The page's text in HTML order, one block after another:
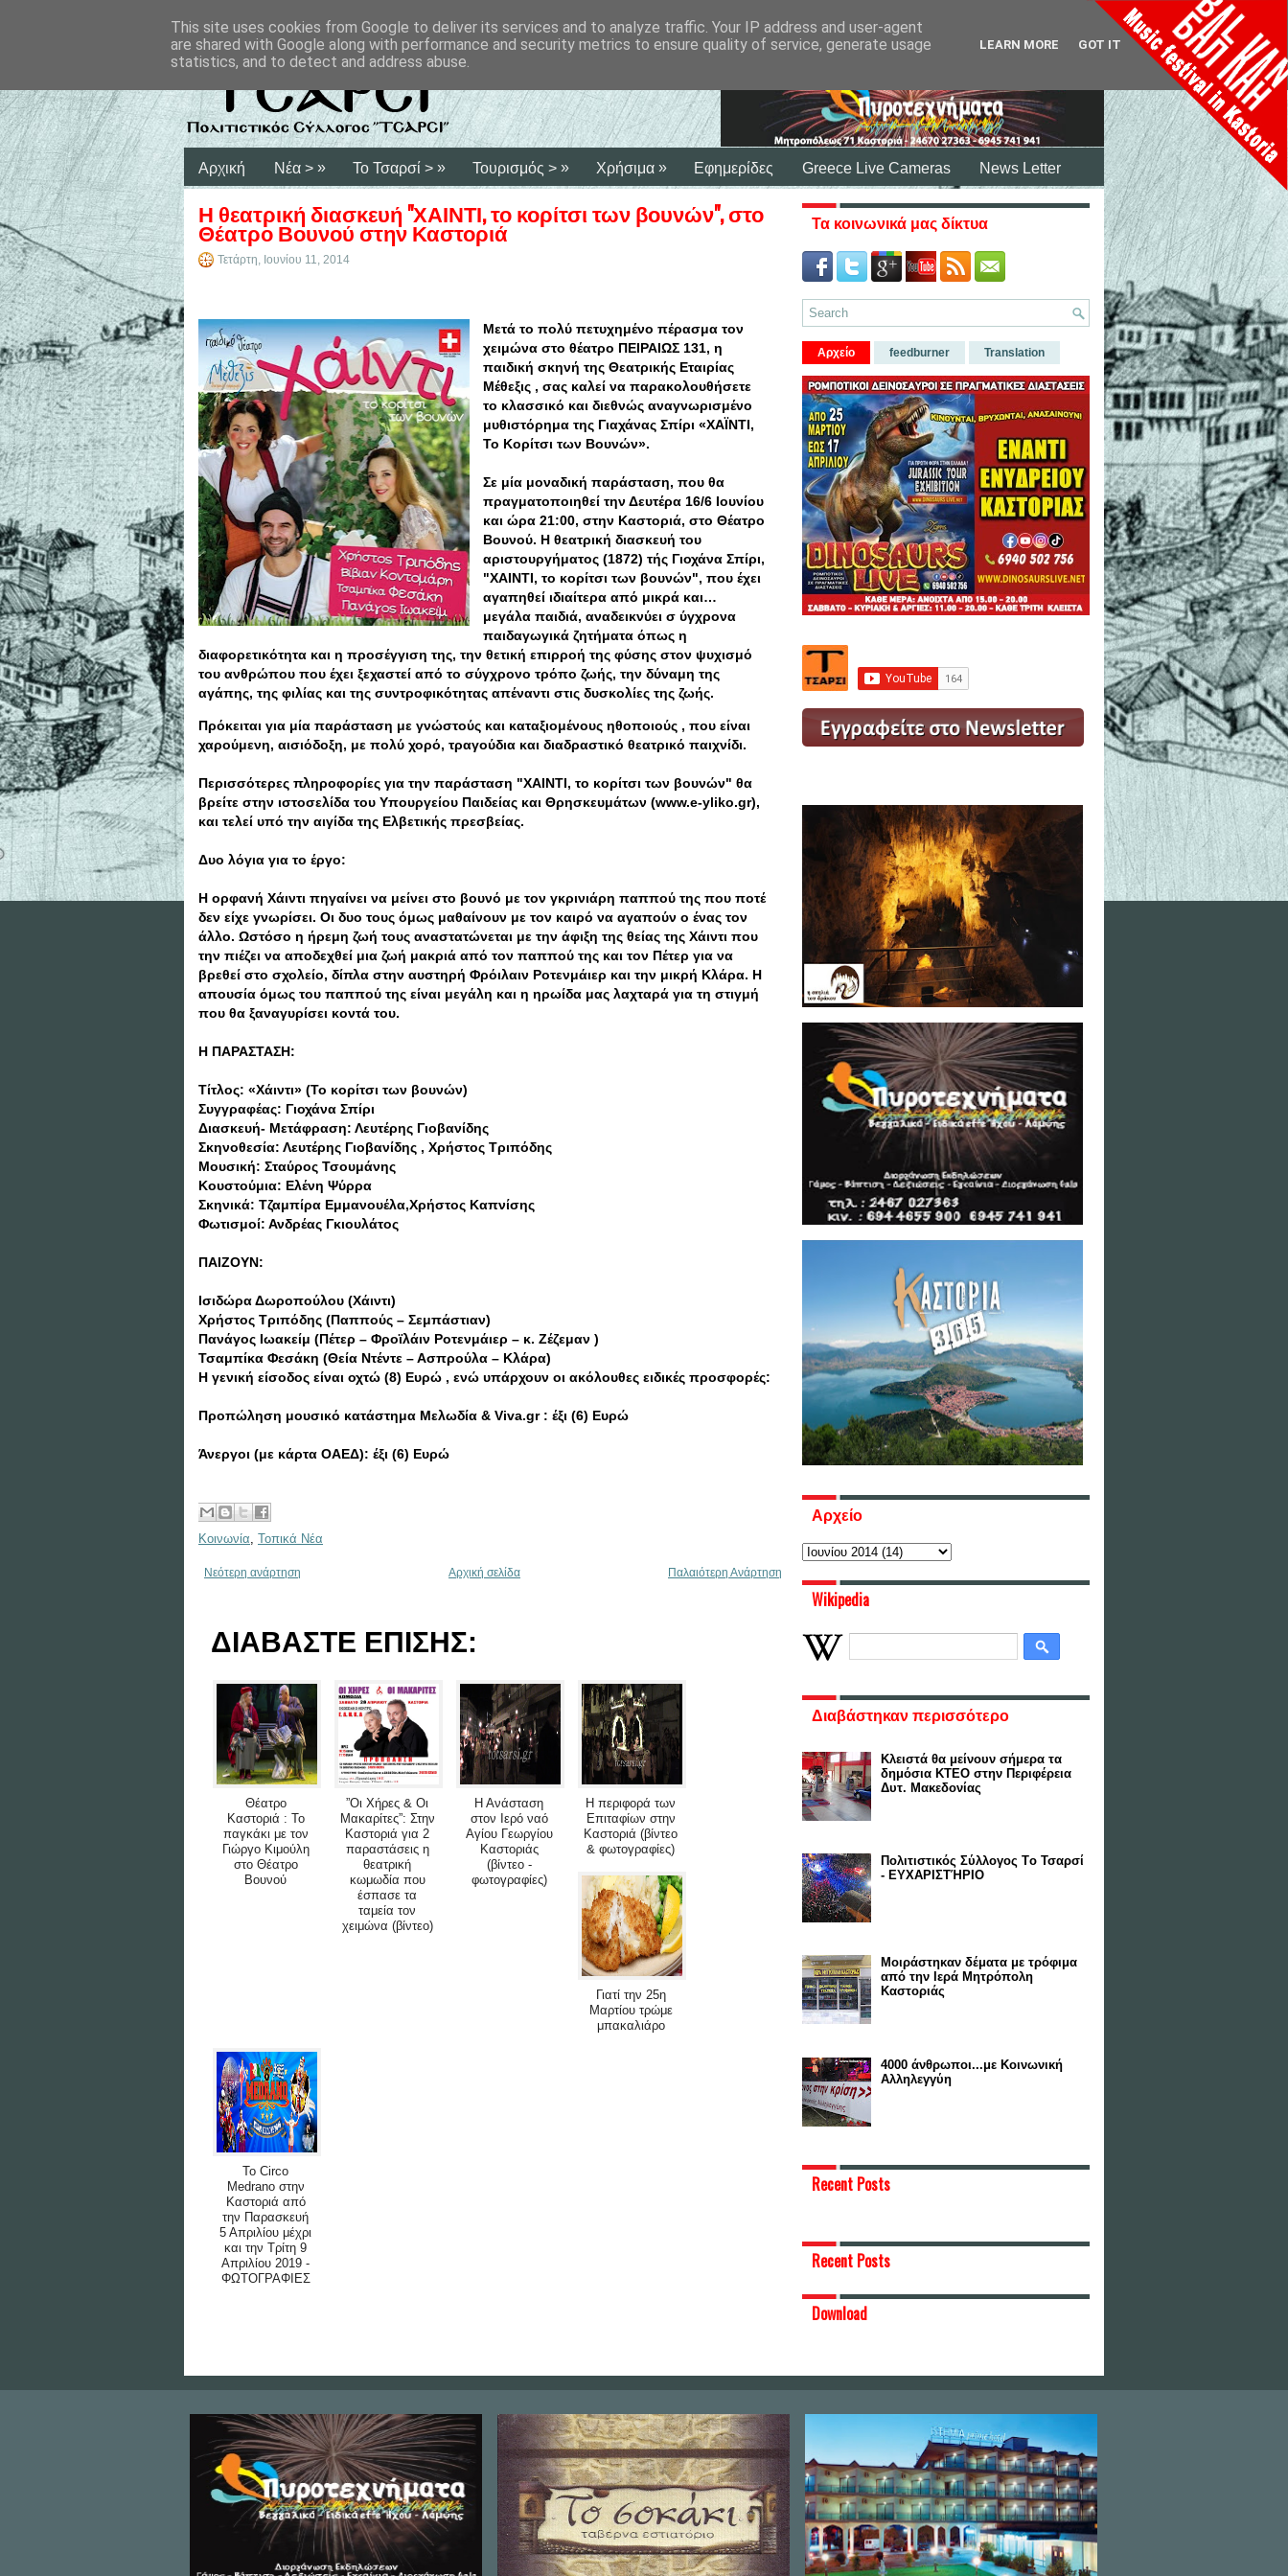
Αρχική Νέα > » Το Τσαρσί > » Τουρισμός > » Χρήσιμα » Εφημερίδες Greece Live Cameras News Letter
Η θεατρική διασκευή "ΧΑΙΝΤΙ, το κορίτσι των βουνών", στο
Θέατρο Βουνού στην Καστοριά
Τετάρτη, Ιουνίου 11, 2014
Μετά το πολύ πετυχημένο πέρασμα τον
χειμώνα στο θέατρο ΠΕΙΡΑΙΩΣ 131, η
παιδική σκηνή της Θεατρικής Εταιρίας
Μέθεξις , σας καλεί να παρακολουθήσετε
το κλασσικό και διεθνώς αναγνωρισμένο
μυθιστόρημα της Γιαχάνας Σπίρι «XAΪΝΤΙ,
Το Κορίτσι των Βουνών».
Σε μία μοναδική παράσταση, που θα
πραγματοποιηθεί την Δευτέρα 16/6 Ιουνίου
και ώρα 21:00, στην Καστοριά, στο Θέατρο
Βουνού. Η θεατρική διασκευή του
αριστουργήματος (1872) τής Γιοχάνα Σπίρι,
"ΧΑΙΝΤΙ, το κορίτσι των βουνών", που έχει
αγαπηθεί ιδιαίτερα από μικρά και…
μεγάλα παιδιά, αναδεικνύει σ ύγχρονα
παιδαγωγικά ζητήματα όπως η
διαφορετικότητα και η προσέγγιση της, την θετική επιρροή της φύσης στον ψυχισμό
του ανθρώπου που έχει ξεχαστεί από το σύγχρονο τρόπο ζωής, την δύναμη της
αγάπης, της φιλίας και της συντροφικότητας απέναντι στις δυσκολίες της ζωής.
Πρόκειται για μία παράσταση με γνώστούς και καταξιομένους ηθοποιούς , που είναι
χαρούμενη, αισιόδοξη, με πολύ χορό, τραγούδια και διαδραστικό θεατρικό παιχνίδι.
Περισσότερες πληροφορίες για την παράσταση "ΧΑΙΝΤΙ, το κορίτσι των βουνών" θα
βρείτε στην ιστοσελίδα του Υπουργείου Παιδείας και Θρησκευμάτων (www.e-yliko.gr),
και τελεί υπό την αιγίδα της Ελβετικής πρεσβείας.
Δυο λόγια για το έργο:
Η ορφανή Χάιντι πηγαίνει να μείνει στο βουνό με τον γκρινιάρη παππού της που ποτέ
δεν είχε γνωρίσει. Οι δυο τους όμως μαθαίνουν με τον καιρό να αγαπούν ο ένας τον
άλλο. Ωστόσο η ήρεμη ζωή τους αναστατώνεται με την άφιξη της θείας της Χάιντι που
την πιέζει να αποδεχθεί μια ζωή μακριά από τον παππού της και τον Πέτερ για να
βρεθεί στο σχολείο, δίπλα στην αυστηρή Φρόιλαιν Ροτενμάιερ και την μικρή Κλάρα. Η
απουσία όμως του παππού της είναι μεγάλη και η ηρωίδα μας λαχταρά για τη στιγμή
που θα ξαναγυρίσει κοντά του.
Η ΠΑΡΑΣΤΑΣΗ:
Τίτλος: «Χάιντι» (Το κορίτσι των βουνών)
Συγγραφέας: Γιοχάνα Σπίρι
Διασκευή- Μετάφραση: Λευτέρης Γιοβανίδης
Σκηνοθεσία: Λευτέρης Γιοβανίδης , Χρήστος Τριπόδης
Μουσική: Σταύρος Τσουμάνης
Κουστούμια: Ελένη Ψύρρα
Σκηνικά: Τζαμπίρα Εμμανουέλα,Χρήστος Καπνίσης
Φωτισμοί: Ανδρέας Γκιουλάτος
ΠΑΙΖΟΥΝ:
Ισιδώρα Δωροπούλου (Χάιντι)
Χρήστος Τριπόδης (Παππούς – Σεμπάστιαν)
Πανάγος Ιωακείμ (Πέτερ – Φροϊλάιν Ροτενμάιερ – κ. Ζέζεμαν )
Τσαμπίκα Φεσάκη (Θεία Ντέντε – Ασπρούλα – Κλάρα)
Η γενική είσοδος είναι οχτώ (8) Ευρώ , ενώ υπάρχουν οι ακόλουθες ειδικές προσφορές:
Προπώληση μουσικό κατάστημα Μελωδία & Viva.gr : έξι (6) Ευρώ
Άνεργοι (με κάρτα ΟΑΕΔ): έξι (6) Ευρώ
Κοινωνία, Τοπικά Νέα
Νεότερη ανάρτηση Παλαιότερη Ανάρτηση
Αρχική σελίδα
ΔΙΑΒΑΣΤΕ ΕΠΙΣΗΣ:
Θέατρο
Καστοριά : Το
παγκάκι με τον
Γιώργο Κιμούλη
στο Θέατρο
Βουνού
”Οι Χήρες & Οι
Μακαρίτες”: Στην
Καστοριά για 2
παραστάσεις η
θεατρική
κωμωδία που
έσπασε τα
ταμεία τον
χειμώνα (βίντεο)
Η Ανάσταση
στον Ιερό ναό
Αγίου Γεωργίου
Καστοριάς
(βίντεο -
φωτογραφίες)
Η περιφορά των
Επιταφίων στην
Καστοριά (βίντεο
& φωτογραφίες)
Γιατί την 25η
Μαρτίου τρώμε
μπακαλιάρο
Το Circo
Medrano στην
Καστοριά από
την Παρασκευή
5 Απριλίου μέχρι
και την Τρίτη 9
Απριλίου 2019 -
ΦΩΤΟΓΡΑΦΙΕΣ
Τα κοινωνικά μας δίκτυα
Αρχείο feedburner Translation
Αρχείο
Wikipedia
Διαβάστηκαν περισσότερο
Κλειστά θα μείνουν σήμερα τα
δημόσια ΚΤΕΟ στην Περιφέρεια
Δυτ. Μακεδονίας
Πολιτιστικός Σύλλογος Tο Τσαρσί
- ΕΥΧΑΡΙΣΤΉΡΙΟ
Μοιράστηκαν δέματα με τρόφιμα
από την Ιερά Μητρόπολη
Καστοριάς
4000 άνθρωποι...με Κοινωνική
Αλληλεγγύη
Recent Posts
Recent Posts
Download
This site uses cookies from Google to deliver its services and to analyze traffic. Your IP address and user-agent
are shared with Google along with performance and security metrics to ensure quality of service, generate usage
statistics, and to detect and address abuse.
LEARN MORE GOT IT